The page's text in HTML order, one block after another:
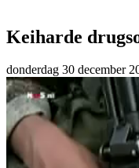
Keiharde
donderdag 30 december